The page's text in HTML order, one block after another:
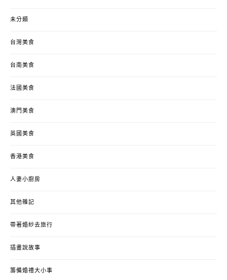
未分類
台灣美食
台南美食
法國美食
澳門美食
英國美食
香港美食
人妻小廚房
其他雜記
帶著婚紗去旅行
插畫說故事
籌備婚禮大小事